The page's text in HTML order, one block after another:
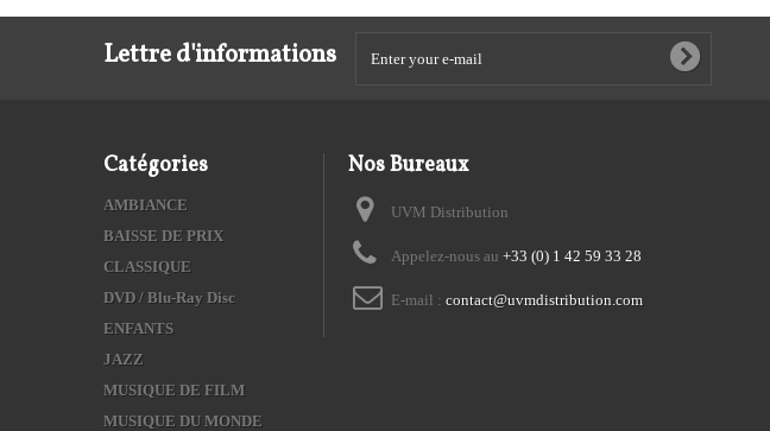
Lettre d'informations
Catégories
AMBIANCE
BAISSE DE PRIX
CLASSIQUE
DVD / Blu-Ray Disc
ENFANTS
JAZZ
MUSIQUE DE FILM
MUSIQUE DU MONDE
Nos Bureaux
UVM Distribution
Appelez-nous au +33 (0) 1 42 59 33 28
E-mail : contact@uvmdistribution.com